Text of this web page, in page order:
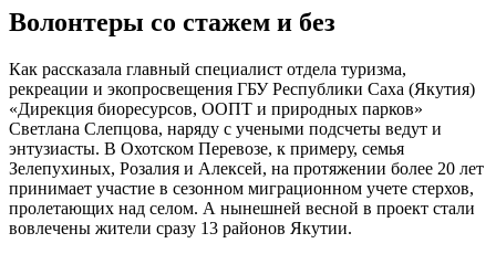
Волонтеры со стажем и без
Как рассказала главный специалист отдела туризма,
рекреации и экопросвещения ГБУ Республики Саха (Якутия)
«Дирекция биоресурсов, ООПТ и природных парков»
Светлана Слепцова, наряду с учеными подсчеты ведут и
энтузиасты. В Охотском Перевозе, к примеру, семья
Зелепухиных, Розалия и Алексей, на протяжении более 20 лет
принимает участие в сезонном миграционном учете стерхов,
пролетающих над селом. А нынешней весной в проект стали
вовлечены жители сразу 13 районов Якутии.